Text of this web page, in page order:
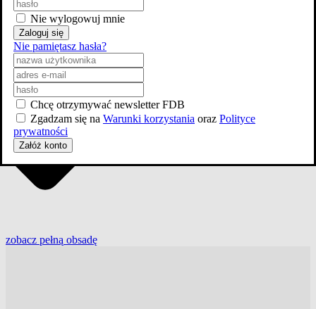
zobacz pełną obsadę
Nie wylogowuj mnie
Zaloguj się
Nie pamiętasz hasła?
Chcę otrzymywać newsletter FDB
Zgadzam się na Warunki korzystania oraz Polityce
prywatności
Załóż konto